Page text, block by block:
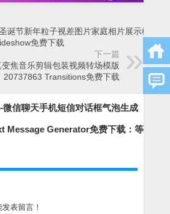
诞节新年粒子视差图片家庭相片展示模版
免费下载
下一篇
变焦音乐剪辑包装视频转场模版
20737863 Transitions免费下载
信聊天手机短信对话框气泡生成
Message Generator免费下载：等
表留言！